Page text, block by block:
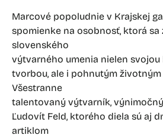
Marcové popoludnie v Krajskej
spomienke na osobnosť, ktorá sa
slovenského
výtvarného umenia nielen
tvorbou, ale i pohnutým
Všestranne
talentovaný výtvarník,
Ľudovít Feld, ktorého diela sú aj
artiklom